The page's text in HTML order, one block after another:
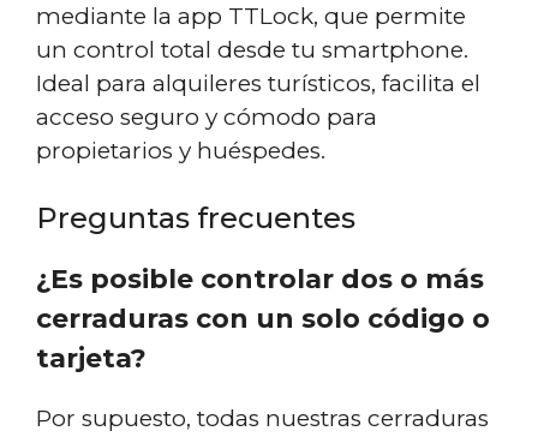
mediante la app TTLock, que permite
un control total desde tu smartphone.
Ideal para alquileres turísticos, facilita el
acceso seguro y cómodo para
propietarios y huéspedes.
Preguntas frecuentes
¿Es posible controlar dos o más
cerraduras con un solo código o
tarjeta?
Por supuesto, todas nuestras cerraduras